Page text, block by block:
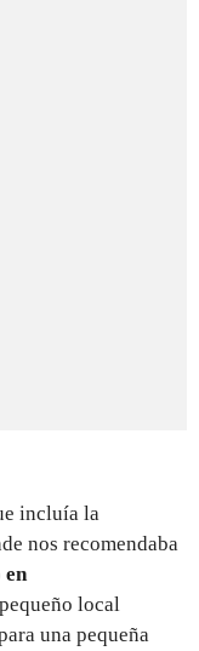
incluía la
nos recomendaba
local
una pequeña